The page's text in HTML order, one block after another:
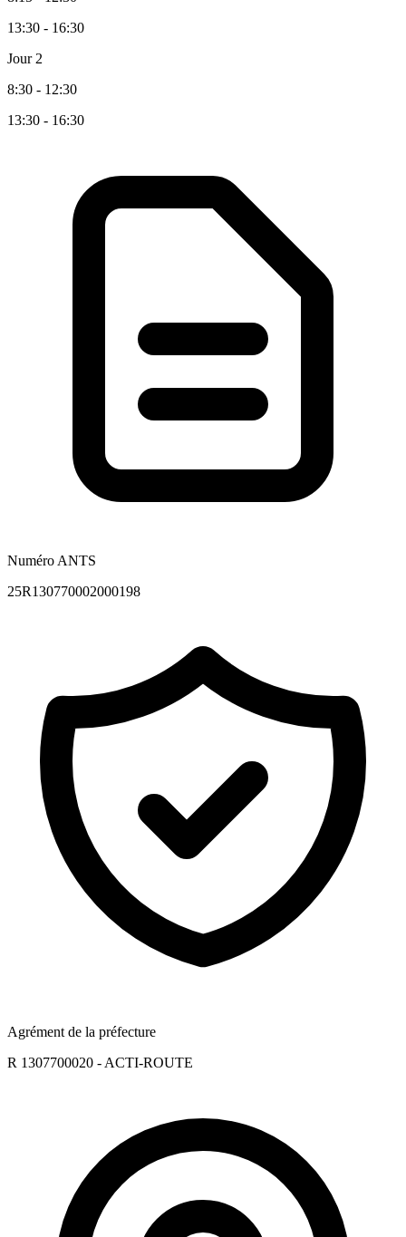
13:30 - 16:30
Jour 2
8:30 - 12:30
13:30 - 16:30
Numéro ANTS
25R130770002000198
Agrément de la préfecture
R 1307700020 - ACTI-ROUTE